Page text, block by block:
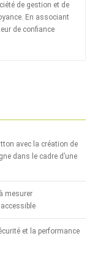
de gestion et de
En associant
de confiance
avec la création de
dans le cadre d’une
mesurer
et la performance